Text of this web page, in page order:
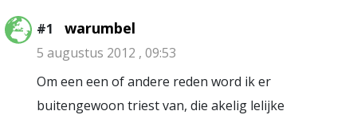
#1 warumbel
5 augustus 2012 , 09:53
Om een een of andere reden word ik er
buitengewoon triest van, die akelig lelijke